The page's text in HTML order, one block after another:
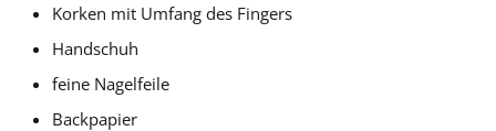
Korken mit Umfang des Fingers
Handschuh
feine Nagelfeile
Backpapier